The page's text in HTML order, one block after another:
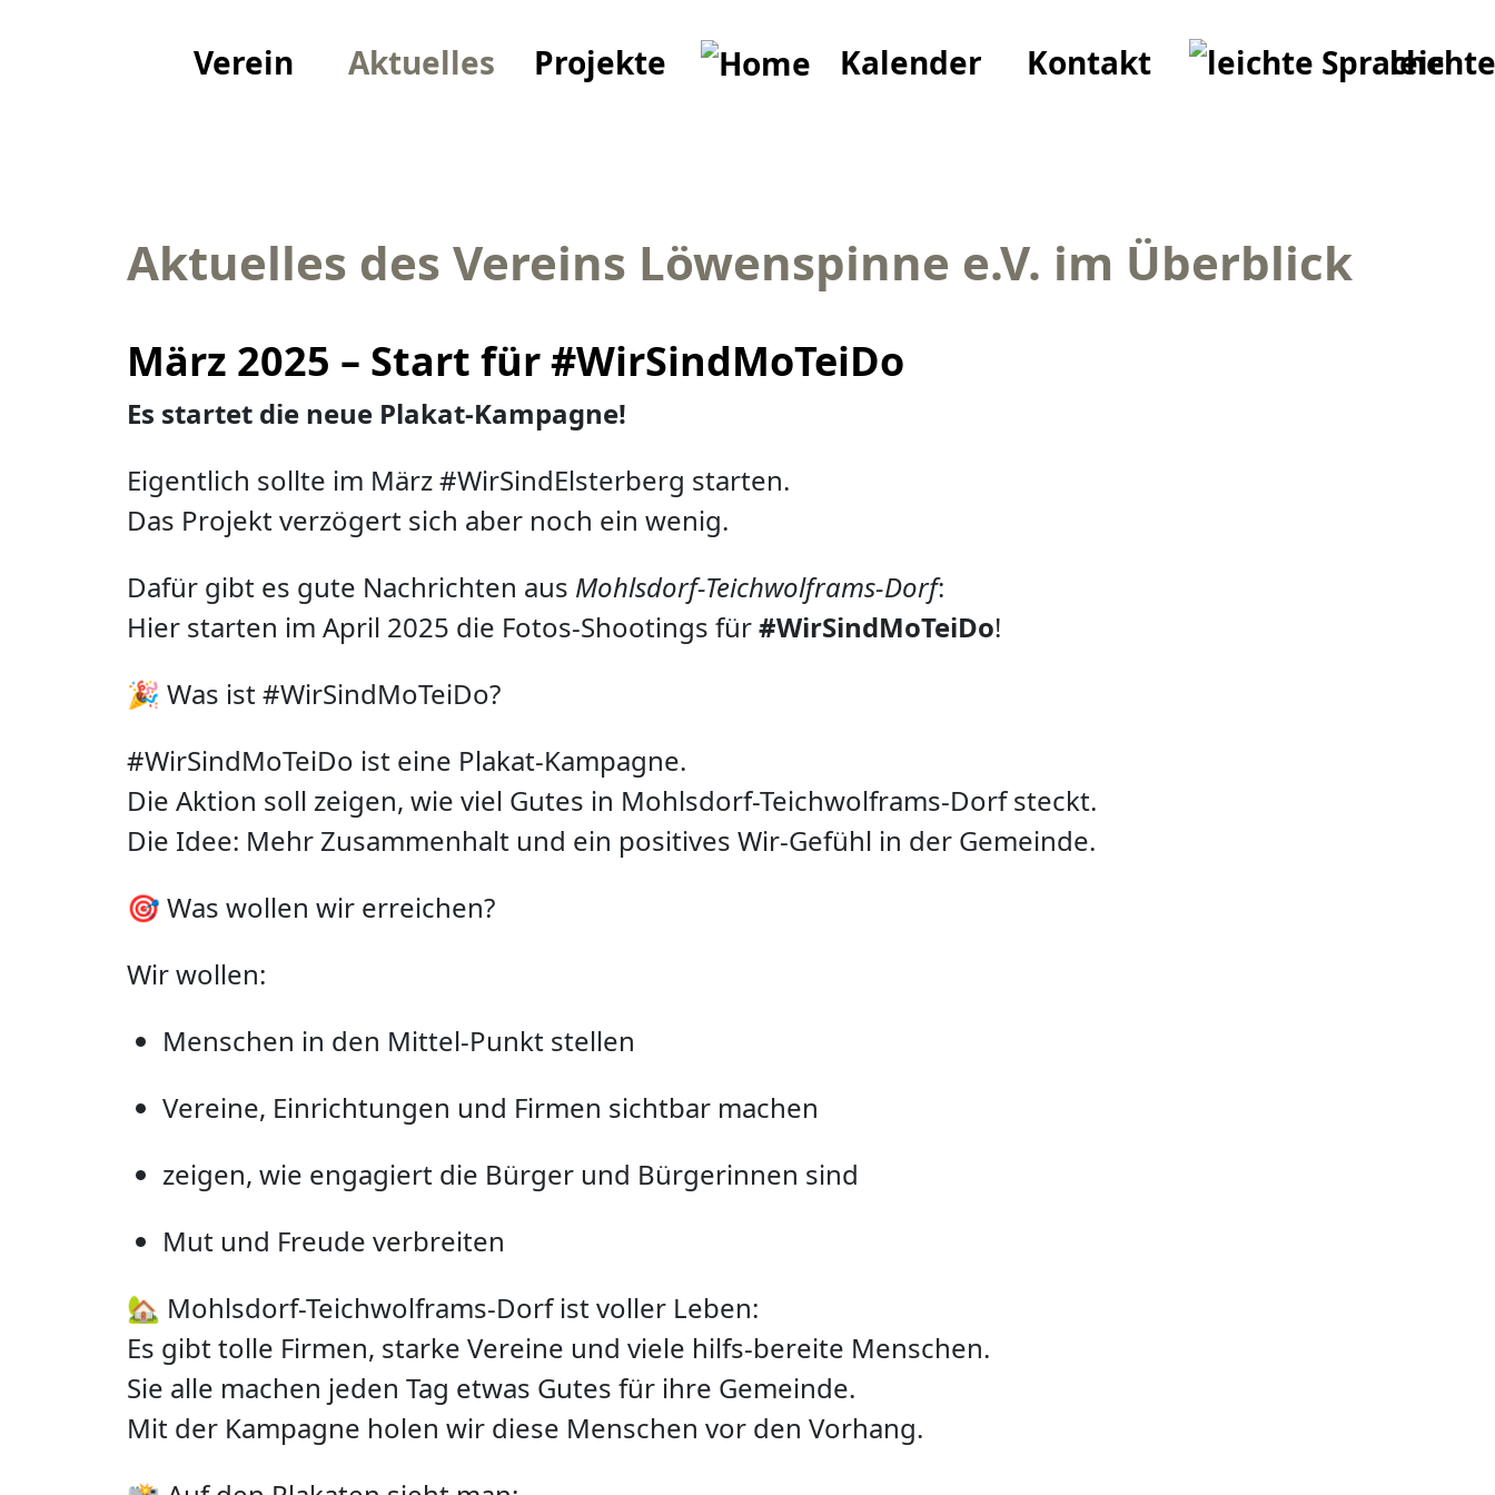
Verein Aktuelles Projekte Kalender Kontakt
Aktuelles des Vereins Löwenspinne e.V. im Überblick
März 2025 – Start für #WirSindMoTeiDo
Es startet die neue Plakat-Kampagne!
Eigentlich sollte im März #WirSindElsterberg starten.
Das Projekt verzögert sich aber noch ein wenig.
Dafür gibt es gute Nachrichten aus Mohlsdorf-Teichwolframs-Dorf:
Hier starten im April 2025 die Fotos-Shootings für#WirSindMoTeiDo!
🎉 Was ist #WirSindMoTeiDo?
#WirSindMoTeiDo ist eine Plakat-Kampagne.
Die Aktion soll zeigen, wie viel Gutes in Mohlsdorf-Teichwolframs-Dorf steckt.
Die Idee: Mehr Zusammenhalt und ein positives Wir-Gefühl in der Gemeinde.
🎯 Was wollen wir erreichen?
Wir wollen:
Menschen in den Mittel-Punkt stellen
Vereine, Einrich­tungen und Firmen sichtbar machen
zeigen, wie engagiert die Bürger und Bürgerinnen sind
Mut und Freude verbreiten
🏡 Mohlsdorf-Teichwolframs-Dorf ist voller Leben:
Es gibt tolle Firmen, starke Vereine und viele hilfs-­bereite Menschen.
Sie alle machen jeden Tag etwas Gutes für ihre Gemeinde.
Mit der Kampagne holen wir diese Menschen vor den Vorhang.